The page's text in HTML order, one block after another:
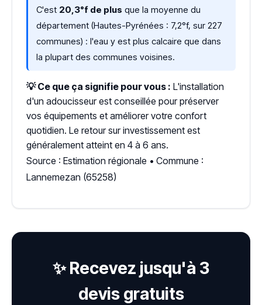
C'est 20,3°f de plus que la moyenne du
département (Hautes-Pyrénées : 7,2°f, sur 227
communes) : l'eau y est plus calcaire que dans
la plupart des communes voisines.
💡 Ce que ça signifie pour vous : L'installation
d'un adoucisseur est conseillée pour préserver
vos équipements et améliorer votre confort
quotidien. Le retour sur investissement est
généralement atteint en 4 à 6 ans.
Source : Estimation régionale • Commune :
Lannemezan (65258)
✨ Recevez jusqu'à 3
devis gratuits